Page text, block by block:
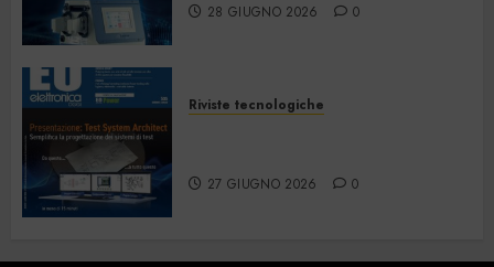
28 GIUGNO 2026 0
Riviste tecnologiche
27 GIUGNO 2026 0